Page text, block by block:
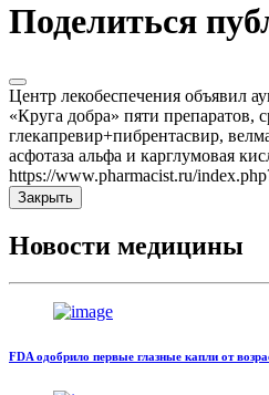
Поделиться
Центр лекобеспечения объявил
«Круга добра» пяти препаратов,
глекапревир+пибрентасвир,
асфотаза альфа и карглумовая
https://www.pharmacist.ru/
Закрыть
Новости медицины
FDA одобрило первые глазные капли от